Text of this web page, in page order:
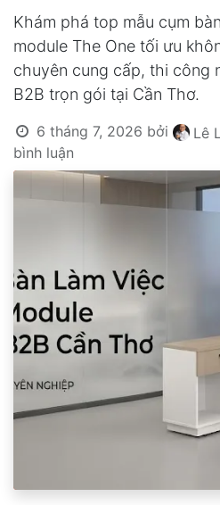
Khám phá top mẫu cụm
module The One tối ưu
chuyên cung cấp, thi công
B2B trọn gói tại Cần Thơ.
6 tháng 7, 2026 bởi Lê
bình luận